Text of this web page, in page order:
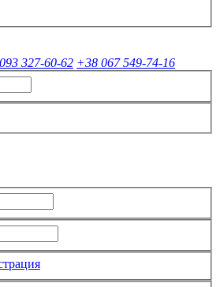
327-60-62 +38 067 549-74-16